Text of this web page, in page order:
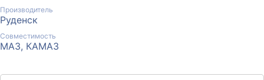
Производитель
Руденск
Совместимость
МАЗ, КАМАЗ